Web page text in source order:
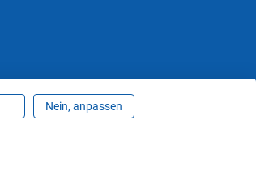
Nein, anpassen